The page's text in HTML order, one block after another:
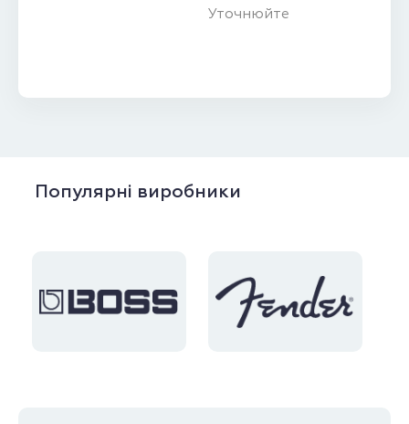
Уточнюйте
Популярні виробники